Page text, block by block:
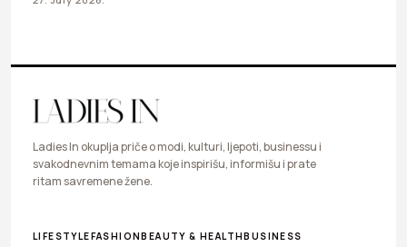
Ladies In okuplja priče o modi, kulturi, ljepoti, businessu i
svakodnevnim temama koje inspirišu, informišu i prate
ritam savremene žene.
LIFESTYLEFASHIONBEAUTY & HEALTHBUSINESS